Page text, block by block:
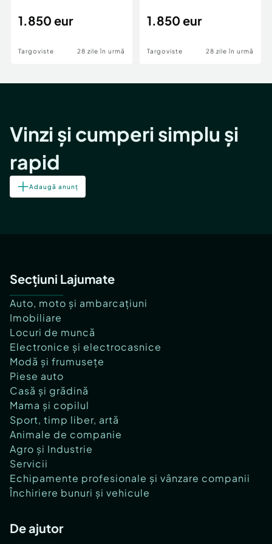
1.850 eur
Targoviste 28 zile în urmă
1.850 eur
Targoviste 28 zile în urmă
Vinzi și cumperi simplu și
rapid
Adaugă anunț
Secțiuni Lajumate
Auto, moto și ambarcațiuni
Imobiliare
Locuri de muncă
Electronice și electrocasnice
Modă și frumusețe
Piese auto
Casă și grădină
Mama și copilul
Sport, timp liber, artă
Animale de companie
Agro și Industrie
Servicii
Echipamente profesionale și vânzare companii
Închiriere bunuri și vehicule
De ajutor